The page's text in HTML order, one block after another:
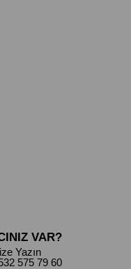
VAR?
Yazın
575 79 60